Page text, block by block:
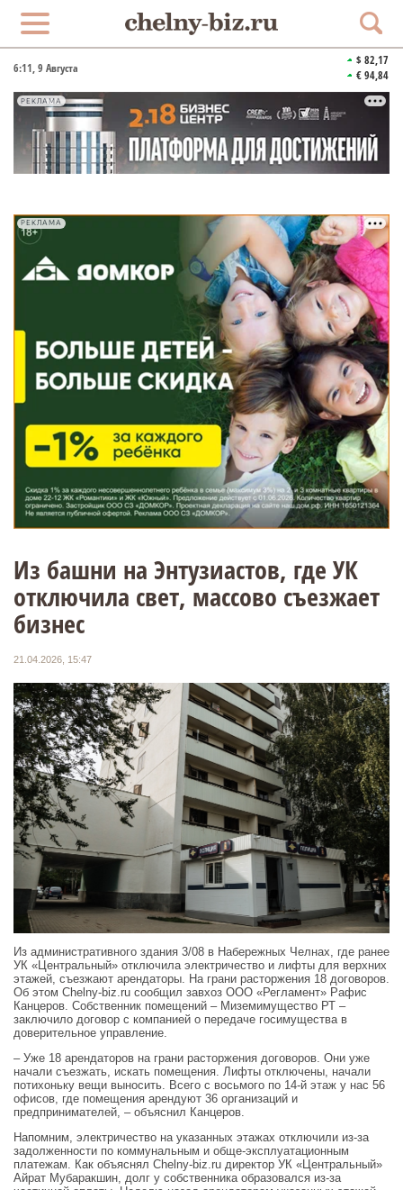
6:11, 9 Августа
$ 82,17
€ 94,84
РЕКЛАМА
РЕКЛАМА
Из башни на Энтузиастов, где УК
отключила свет, массово съезжает
бизнес
21.04.2026, 15:47
Из административного здания 3/08 в Набережных Челнах, где ранее
УК «Центральный» отключила электричество и лифты для верхних
этажей, съезжают арендаторы. На грани расторжения 18 договоров.
Об этом Chelny-biz.ru сообщил завхоз ООО «Регламент» Рафис
Канцеров. Собственник помещений – Миземимущество РТ –
заключило договор с компанией о передаче госимущества в
доверительное управление.
– Уже 18 арендаторов на грани расторжения договоров. Они уже
начали съезжать, искать помещения. Лифты отключены, начали
потихоньку вещи выносить. Всего с восьмого по 14-й этаж у нас 56
офисов, где помещения арендуют 36 организаций и
предпринимателей, – объяснил Канцеров.
Напомним, электричество на указанных этажах отключили из-за
задолженности по коммунальным и обще-эксплуатационным
платежам. Как объяснял Chelny-biz.ru директор УК «Центральный»
Айрат Мубаракшин, долг у собственника образовался из-за